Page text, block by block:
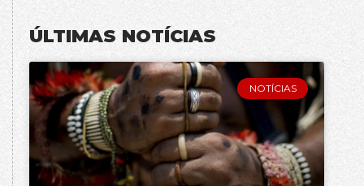
ÚLTIMAS NOTÍCIAS
NOTÍCIAS